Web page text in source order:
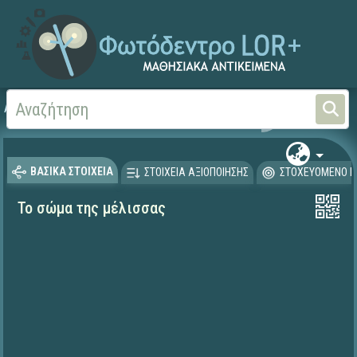
Αρχική Γεωγραφία-Γεωλογία
ΒΑΣΙΚΑ ΣΤΟΙΧΕΙΑ ΣΤΟΙΧΕΙΑ ΑΞΙΟΠΟΙΗΣΗΣ ΣΤΟΧΕΥΟΜΕΝΟ
Το σώμα της μέλισσας